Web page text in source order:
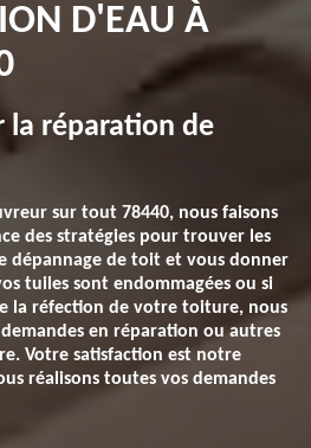
D'EAU À
la réparation de
sur tout 78440, nous faisons
des stratégies pour trouver les
dépannage de toit et vous donner
tuiles sont endommagées ou si
la réfection de votre toiture, nous
en réparation ou autres
Votre satisfaction est notre
réalisons toutes vos demandes